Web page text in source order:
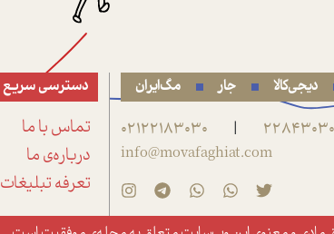
دیجی‌کالا جار مگ‌ایران
22843030
|
02122183030
info@movafaghiat.com
دسترسی سریع
تماس با ما
درباره‌ی ما
تعرفه تبلیغات